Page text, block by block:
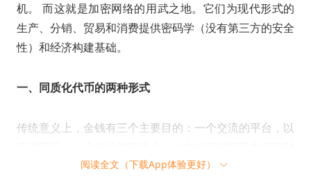
机。 而这就是加密网络的用武之地。它们为现代形式的
生产、分销、贸易和消费提供密码学（没有第三方的安全
性）和经济构建基础。
一、同质化代币的两种形式
传统意义上，金钱有三个主要目的：一个交流的平台，以
富；账户单位的量度标准。
阅读全文（下载App体验更好）